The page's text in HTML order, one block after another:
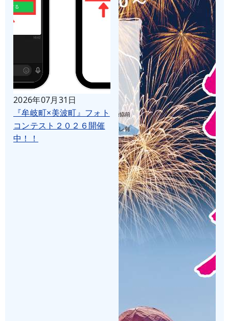
2026年07月31日
『牟岐町×美波町』フォト
コンテスト２０２６開催
中！！